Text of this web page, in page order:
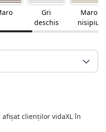
Gri
deschis
Maro
nisipiu
clienților vidaXL în